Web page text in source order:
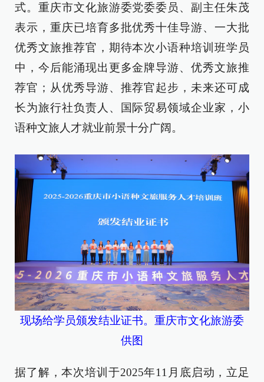
式。重庆市文化旅游委党委委员、副主任朱茂
表示，重庆已培育多批优秀十佳导游、一大批
优秀文旅推荐官，期待本次小语种培训班学员
中，今后能涌现出更多金牌导游、优秀文旅推
荐官；从优秀导游、推荐官起步，未来还可成
长为旅行社负责人、国际贸易领域企业家，小
语种文旅人才就业前景十分广阔。
现场给学员颁发结业证书。重庆市文化旅游委
供图
据了解，本次培训于2025年11月底启动，立足